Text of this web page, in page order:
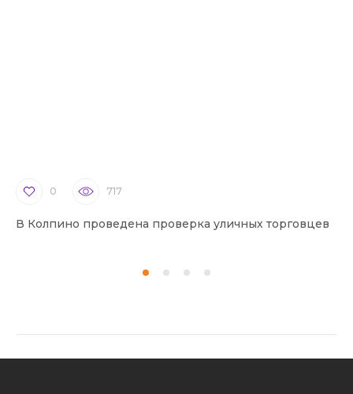
0 717
В Колпино проведена проверка уличных торговцев